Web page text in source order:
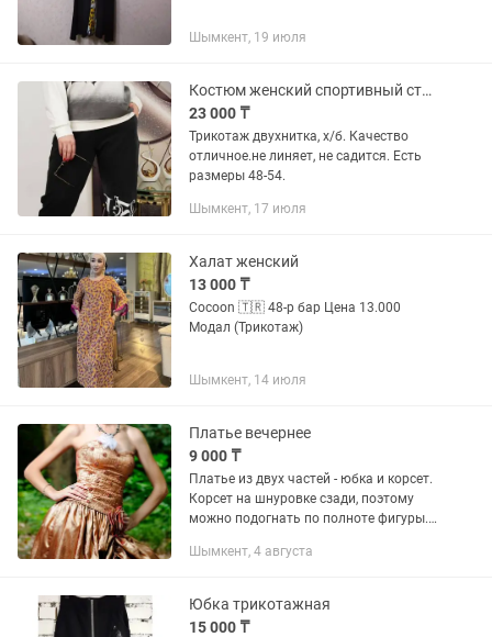
Шымкент, 19 июля
Костюм женский спортивный стильный
23 000 ₸
Трикотаж двухнитка, х/б. Качество
отличное.не линяет, не садится. Есть
размеры 48-54.
Шымкент, 17 июля
Халат женский
13 000 ₸
Cocoon 🇹🇷 48-р бар Цена 13.000
Модал (Трикотаж)
Шымкент, 14 июля
Платье вечернее
9 000 ₸
Платье из двух частей - юбка и корсет.
Корсет на шнуровке сзади, поэтому
можно подогнать по полноте фигуры.
Верхний из гипюра черного цвета,
Шымкент, 4 августа
Юбка трикотажная
15 000 ₸